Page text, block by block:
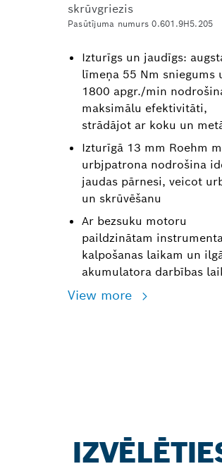
skrūvgriezis
Pasūtījuma numurs 0.601.9H5.205
Izturīgs un jaudīgs:
līmeņa 55 Nm sniegums
1800 apgr./min
maksimālu efektivitāti,
strādājot ar koku un
Izturīgā 13 mm Roehm
urbjpatrona nodrošina
jaudas pārnesi, veicot
un skrūvēšanu
Ar bezsuku motoru
paildzinātam
kalpošanas laikam un
akumulatora darbības
View more